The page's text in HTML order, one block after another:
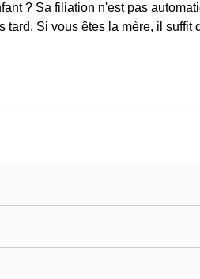
? Sa filiation n'est pas
Si vous êtes la mère, il